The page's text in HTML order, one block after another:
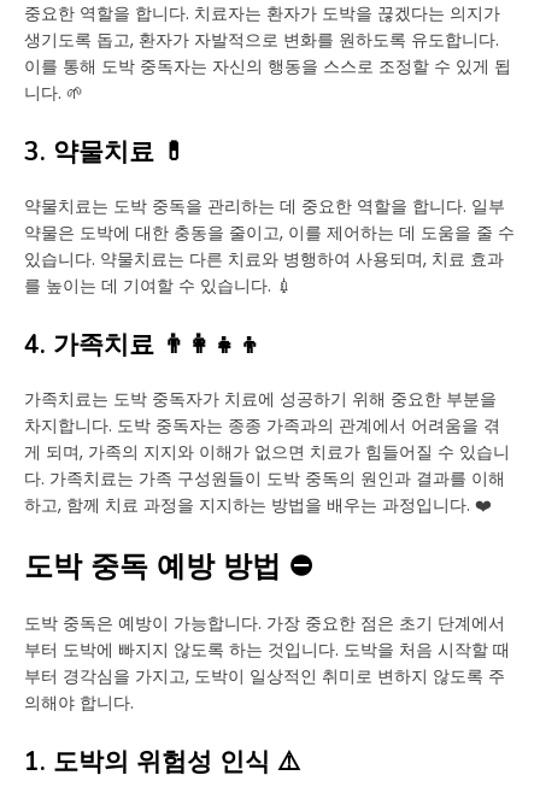
중요한 역할을 합니다. 치료자는 환자가 도박을 끊겠다는 의지가
생기도록 돕고, 환자가 자발적으로 변화를 원하도록 유도합니다.
이를 통해 도박 중독자는 자신의 행동을 스스로 조정할 수 있게 됩
니다. 🌱
3. 약물치료 💊
약물치료는 도박 중독을 관리하는 데 중요한 역할을 합니다. 일부
약물은 도박에 대한 충동을 줄이고, 이를 제어하는 데 도움을 줄 수
있습니다. 약물치료는 다른 치료와 병행하여 사용되며, 치료 효과
를 높이는 데 기여할 수 있습니다. 💉
4. 가족치료 👨‍👩‍👧‍👦
가족치료는 도박 중독자가 치료에 성공하기 위해 중요한 부분을
차지합니다. 도박 중독자는 종종 가족과의 관계에서 어려움을 겪
게 되며, 가족의 지지와 이해가 없으면 치료가 힘들어질 수 있습니
다. 가족치료는 가족 구성원들이 도박 중독의 원인과 결과를 이해
하고, 함께 치료 과정을 지지하는 방법을 배우는 과정입니다. ❤️
도박 중독 예방 방법 ⛔
도박 중독은 예방이 가능합니다. 가장 중요한 점은 초기 단계에서
부터 도박에 빠지지 않도록 하는 것입니다. 도박을 처음 시작할 때
부터 경각심을 가지고, 도박이 일상적인 취미로 변하지 않도록 주
의해야 합니다.
1. 도박의 위험성 인식 ⚠️